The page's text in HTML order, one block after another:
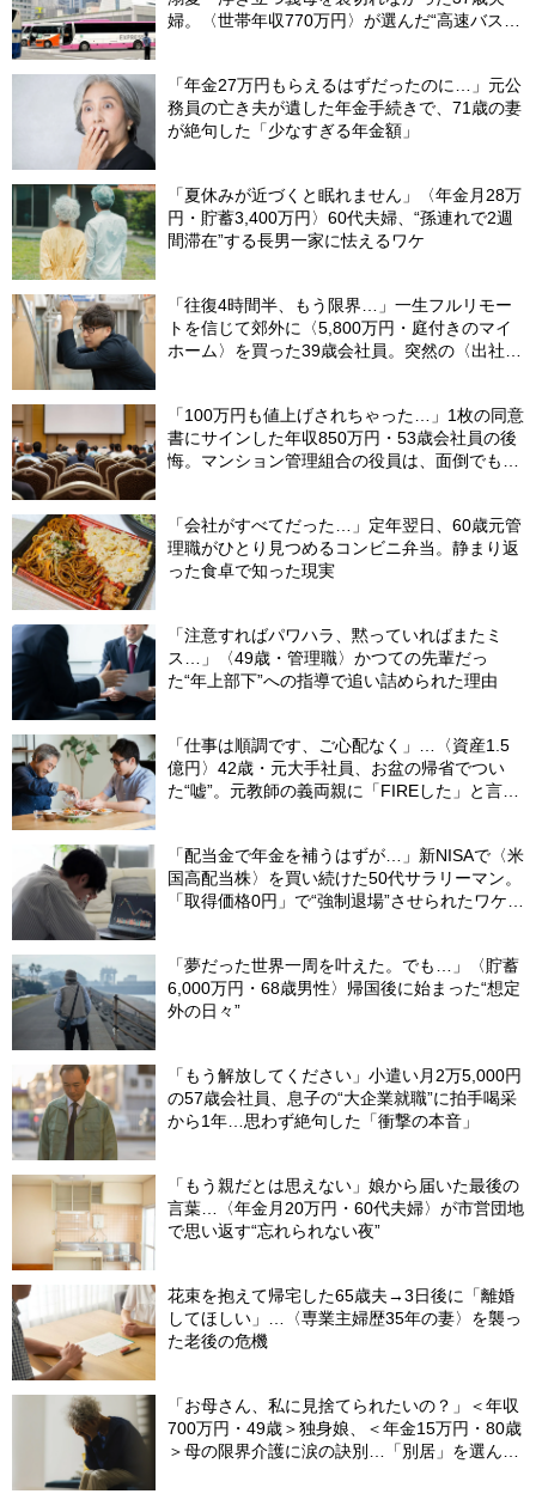
婦。〈世帯年収770万円〉が選んだ“高速バス帰
「年金27万円もらえるはずだったのに…」元公
務員の亡き夫が遺した年金手続きで、71歳の妻
が絶句した「少なすぎる年金額」
「夏休みが近づくと眠れません」〈年金月28万
円・貯蓄3,400万円〉60代夫婦、“孫連れで2週
間滞在”する長男一家に怯えるワケ
「往復4時間半、もう限界…」一生フルリモー
トを信じて郊外に〈5,800万円・庭付きのマイ
ホーム〉を買った39歳会社員。突然の〈出社
「100万円も値上げされちゃった…」1枚の同意
書にサインした年収850万円・53歳会社員の後
悔。マンション管理組合の役員は、面倒でも自
「会社がすべてだった…」定年翌日、60歳元管
理職がひとり見つめるコンビニ弁当。静まり返
った食卓で知った現実
「注意すればパワハラ、黙っていればまたミ
ス…」〈49歳・管理職〉かつての先輩だっ
た“年上部下”への指導で追い詰められた理由
「仕事は順調です、ご心配なく」…〈資産1.5
億円〉42歳・元大手社員、お盆の帰省でつい
た“嘘”。元教師の義両親に「FIREした」と言え
「配当金で年金を補うはずが…」新NISAで〈米
国高配当株〉を買い続けた50代サラリーマン。
「取得価格0円」で“強制退場”させられたワケ
「夢だった世界一周を叶えた。でも…」〈貯蓄
6,000万円・68歳男性〉帰国後に始まった“想定
外の日々”
「もう解放してください」小遣い月2万5,000円
の57歳会社員、息子の“大企業就職”に拍手喝采
から1年…思わず絶句した「衝撃の本音」
「もう親だとは思えない」娘から届いた最後の
言葉…〈年金月20万円・60代夫婦〉が市営団地
で思い返す“忘れられない夜”
花束を抱えて帰宅した65歳夫→3日後に「離婚
してほしい」…〈専業主婦歴35年の妻〉を襲っ
た老後の危機
「お母さん、私に見捨てられたいの？」＜年収
700万円・49歳＞独身娘、＜年金15万円・80歳
＞母の限界介護に涙の訣別…「別居」を選んだ